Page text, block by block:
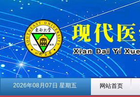
2026年08月07日 星期五 网站首页